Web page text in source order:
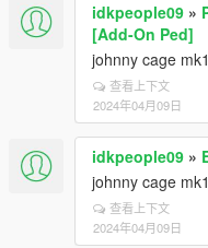
idkpeople09 »
[Add-On Ped]
johnny cage
查看上下文
2024年04月09日
idkpeople09 »
johnny cage
查看上下文
2024年04月09日